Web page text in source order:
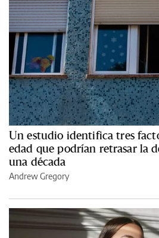
Un estudio identifica tres
edad que podrían retrasar la
una década
Andrew Gregory